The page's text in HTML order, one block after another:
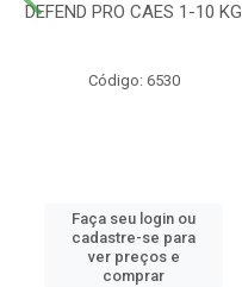
DEFEND PRO CAES 1-10 KG
Código: 6530
Faça seu login ou
cadastre-se para
ver preços e
comprar